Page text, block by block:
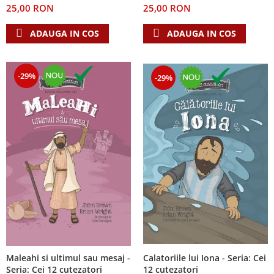
Teologie
A doua venire
Dogmatica
Istoria Bisericii
Misiune
Viata crestina
Contemporaneitate
Devotional
Diverse
Lupta Spirituala
Schimbarea caracterului
Slujire
Suferinta
Viata din belsug
Viata de zi cu zi
25,00 RON
ADAUGA IN COS
25,00 RON
ADAUGA IN COS
-29%
Maleahi si ultimul sau mesaj -
Seria: Cei 12 cutezatori
-29%
Calatoriile lui Iona - Seria: Cei
12 cutezatori